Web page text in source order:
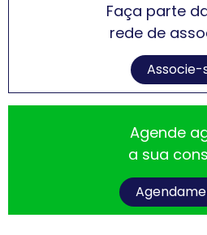
Faça parte
rede de
Associe-
Agende
a sua